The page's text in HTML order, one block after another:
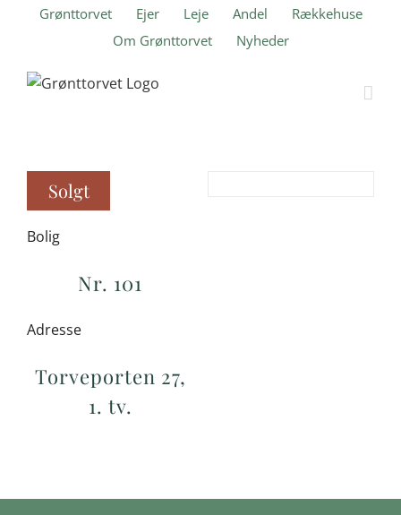
Grønttorvet Ejer Leje Andel
Rækkehuse
Om Grønttorvet
Nyheder
Solgt
Bolig
Nr. 101
Adresse
Torveporten 27,
1. tv.